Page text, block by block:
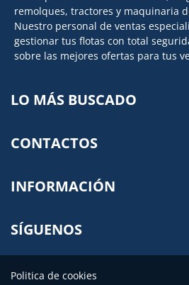
remolques, tractores y maquinaria
Nuestro personal de ventas
gestionar tus flotas con total
sobre las mejores ofertas para tus
LO MÁS BUSCADO
CONTACTOS
INFORMACIÓN
SÍGUENOS
Politica de cookies